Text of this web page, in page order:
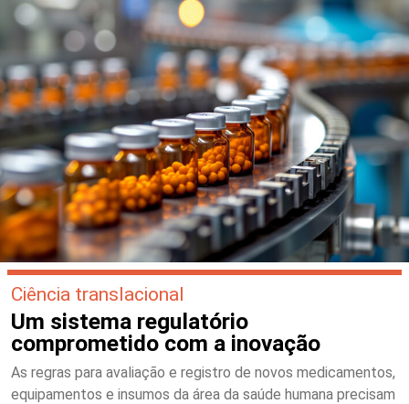
Ciência translacional
Um sistema regulatório
comprometido com a inovação
As regras para avaliação e registro de novos medicamentos,
equipamentos e insumos da área da saúde humana precisam